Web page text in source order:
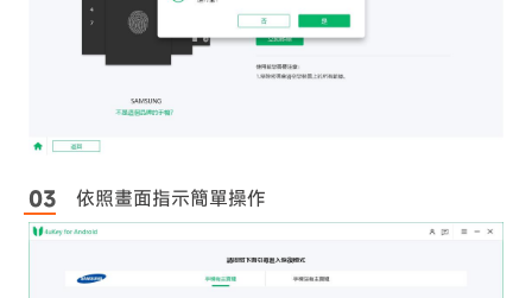
依照畫面指示簡單操作